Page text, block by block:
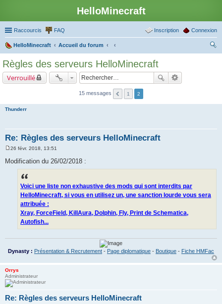
HelloMinecraft
Raccourcis FAQ Connexion
Inscription
HelloMinecraft
Accueil du forum
Règles des serveurs HelloMinecraft
Verrouillé
15 messages 1 2
Thunderr
Re: Règles des serveurs HelloMinecraft
s
26 févr. 2018, 13:51
Modification du 26/02/2018 :
Voici une liste non exhaustive des mods qui sont interdits par
HelloMinecraft, si vous en utilisez un, une sanction lourde vous sera
attribuée :
Xray, ForceField, KillAura, Dolphin, Fly, Print de Schematica,
Autofish...
Dynasty : Présentation & Recrutement - Page diplomatique - Boutique - Fiche HMFac
Orrys
Administrateur
Re: Règles des serveurs HelloMinecraft